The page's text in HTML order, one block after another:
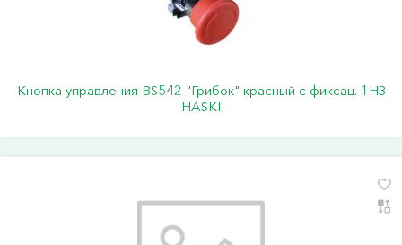
Кнопка управления BS542 "Грибок" красный с фиксац. 1НЗ
HASKI